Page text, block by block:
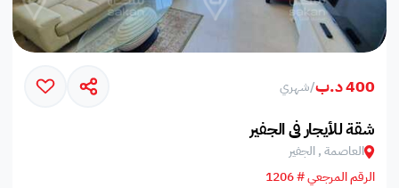
400 د.ب /شهري
شقة للأيجار في الجفير
العاصمة , الجفير
الرقم المرجعي # 1206